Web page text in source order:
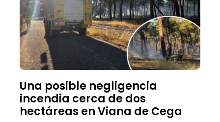
Una posible negligencia
incendia cerca de dos
hectáreas en Viana de Cega